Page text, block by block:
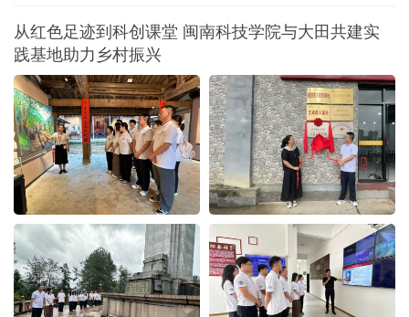
展水域救援实战化演练。
从红色足迹到科创课堂 闽南科技学院与大田共建实
践基地助力乡村振兴